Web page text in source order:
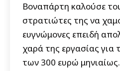
Βοναπάρτη καλούσε
στρατιώτες της να
ευγνώμονες επειδή
χαρά της εργασίας για
των 300 ευρώ μηνιαίως.